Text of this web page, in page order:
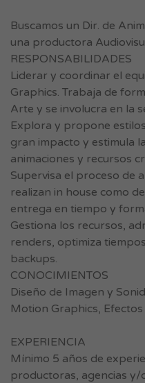
Buscamos un Dir. de
una productora
RESPONSABILIDADES
Liderar y coordinar el
Graphics. Trabaja de
Arte y se involucra en la
Explora y propone
gran impacto y estimula
animaciones y recursos
Supervisa el proceso de
realizan in house como
entrega en tiempo y
Gestiona los recursos,
renders, optimiza
backups.
CONOCIMIENTOS
Diseño de Imagen y
Motion Graphics, Efectos
EXPERIENCIA
Mínimo 5 años de
productoras, agencias